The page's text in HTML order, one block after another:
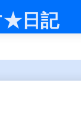
★日記